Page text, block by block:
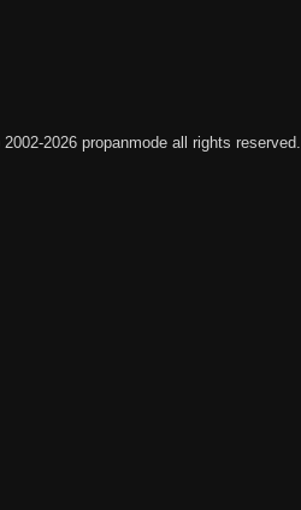
2026 propanmode all rights reserved.